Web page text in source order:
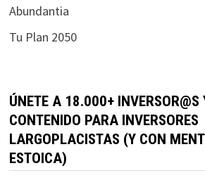
Abundantia
Tu Plan 2050
ÚNETE A 18.000+ INVERSOR@S
CONTENIDO PARA INVERSORES
LARGOPLACISTAS (Y CON
ESTOICA)
durante tu
rechaza estas
desaparecerán
de la web.
Marketing